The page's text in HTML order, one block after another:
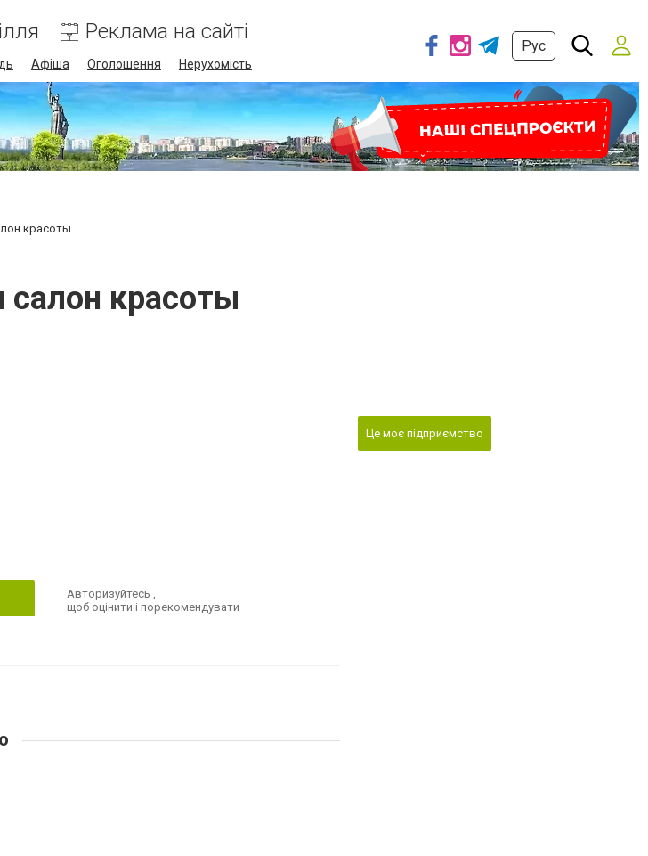
Реклама на сайті
Афіша Оголошення Нерухомість
Рус
красоты
салон красоты
Авторизуйтесь,
щоб оцінити і порекомендувати
Це моє підприємство